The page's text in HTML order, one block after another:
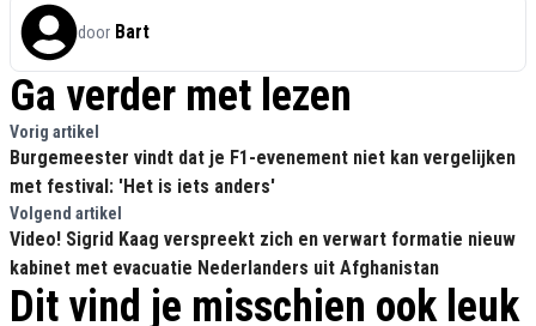
door Bart
Ga verder met lezen
Vorig artikel
Burgemeester vindt dat je F1-evenement niet kan vergelijken
met festival: 'Het is iets anders'
Volgend artikel
Video! Sigrid Kaag verspreekt zich en verwart formatie nieuw
kabinet met evacuatie Nederlanders uit Afghanistan
Dit vind je misschien ook leuk